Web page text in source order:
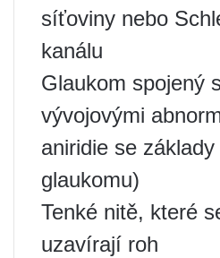
síťoviny nebo
kanálu
Glaukom spojený
vývojovými
aniridie se
glaukomu)
Tenké nitě, které
uzavírají roh